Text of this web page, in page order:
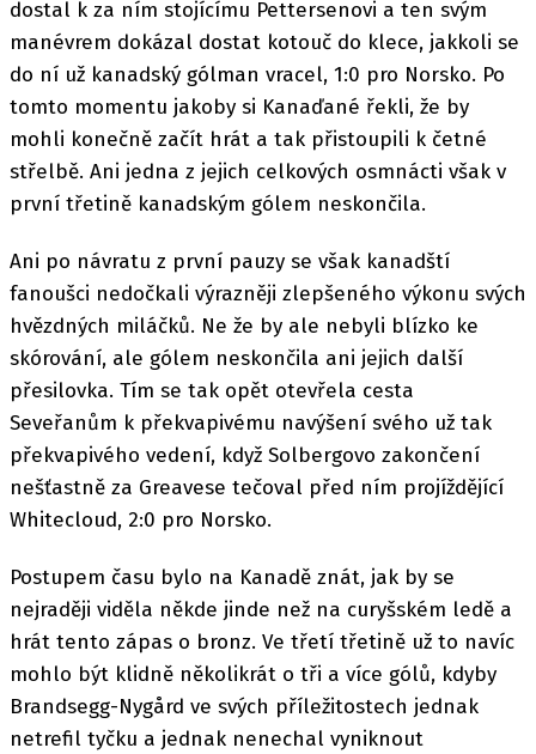
dostal k za ním stojícímu Pettersenovi a ten svým
manévrem dokázal dostat kotouč do klece, jakkoli se
do ní už kanadský gólman vracel, 1:0 pro Norsko. Po
tomto momentu jakoby si Kanaďané řekli, že by
mohli konečně začít hrát a tak přistoupili k četné
střelbě. Ani jedna z jejich celkových osmnácti však v
první třetině kanadským gólem neskončila.
Ani po návratu z první pauzy se však kanadští
fanoušci nedočkali výrazněji zlepšeného výkonu svých
hvězdných miláčků. Ne že by ale nebyli blízko ke
skórování, ale gólem neskončila ani jejich další
přesilovka. Tím se tak opět otevřela cesta
Seveřanům k překvapivému navýšení svého už tak
překvapivého vedení, když Solbergovo zakončení
nešťastně za Greavese tečoval před ním projíždějící
Whitecloud, 2:0 pro Norsko.
Postupem času bylo na Kanadě znát, jak by se
nejraději viděla někde jinde než na curyšském ledě a
hrát tento zápas o bronz. Ve třetí třetině už to navíc
mohlo být klidně několikrát o tři a více gólů, kdyby
Brandsegg-Nygård ve svých příležitostech jednak
netrefil tyčku a jednak nenechal vyniknout